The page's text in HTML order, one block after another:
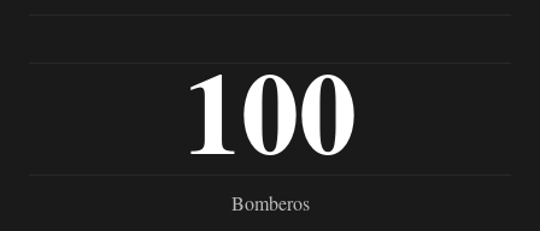
100
Bomberos